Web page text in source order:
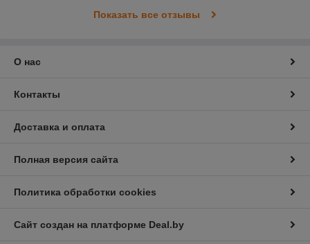
Показать все отзывы
О нас
Контакты
Доставка и оплата
Полная версия сайта
Политика обработки cookies
Сайт создан на платформе Deal.by